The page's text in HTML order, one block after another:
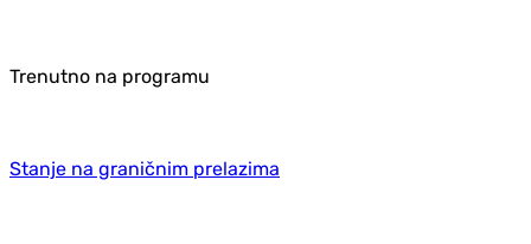
Trenutno na programu
Stanje na graničnim prelazima